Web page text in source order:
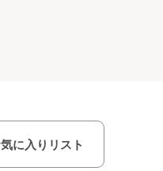
に入りリスト